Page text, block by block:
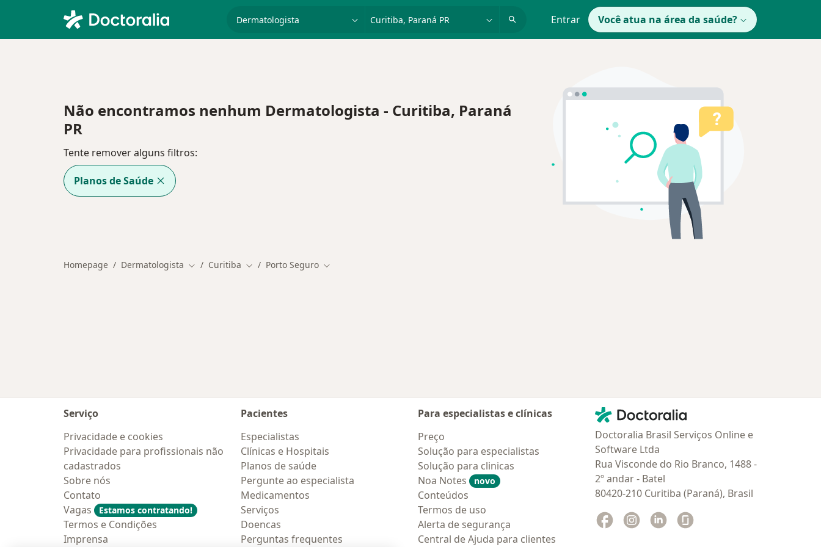
cidade ou região Entrar Você atua na área da saúde?
Não encontramos nenhum Dermatologista - Curitiba, Paraná
PR
Tente remover alguns filtros:
Planos de Saúde
Homepage Dermatologista Mudar de cidade
Curitiba Mudar de cidade
Porto Seguro Mudar de cidade
Serviço
Privacidade e cookies
Privacidade para profissionais não
cadastrados
Sobre nós
Contato
Vagas
Estamos contratando!
Termos e Condições
Imprensa
Pacientes
Especialistas
Clínicas e Hospitais
Planos de saúde
Pergunte ao especialista
Medicamentos
Serviços
Doencas
Perguntas frequentes
Para especialistas e clínicas
Preço
Solução para especialistas
Solução para clinicas
Noa Notes
novo
Conteúdos
Termos de uso
Alerta de segurança
Central de Ajuda para clientes
Contato
Doctoralia - Homepage
Doctoralia Brasil Serviços Online e
Software Ltda
Rua Visconde do Rio Branco, 1488 -
2º andar - Batel
80420-210 Curitiba (Paraná), Brasil
Facebook
abre num novo separador
Instagram
abre num novo separador
Linkedin
abre num novo separador